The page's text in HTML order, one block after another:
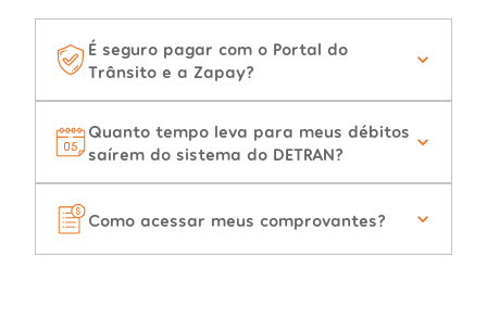
É seguro pagar com o Portal do
Trânsito e a Zapay?
Quanto tempo leva para meus débitos
saírem do sistema do DETRAN?
Como acessar meus comprovantes?